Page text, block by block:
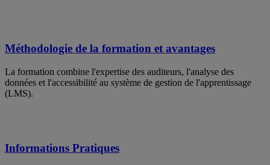
Méthodologie de la formation et avantages
La formation combine l'expertise des auditeurs, l'analyse des
données et l'accessibilité au système de gestion de l'apprentissage
(LMS).
Informations Pratiques